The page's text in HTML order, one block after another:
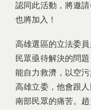
認同此活動，將邀
也將加入！
高雄選區的立法委
民眾亟待解決的問
能自力救濟，以空
高雄立委，他會跟
南部民眾的痛苦。